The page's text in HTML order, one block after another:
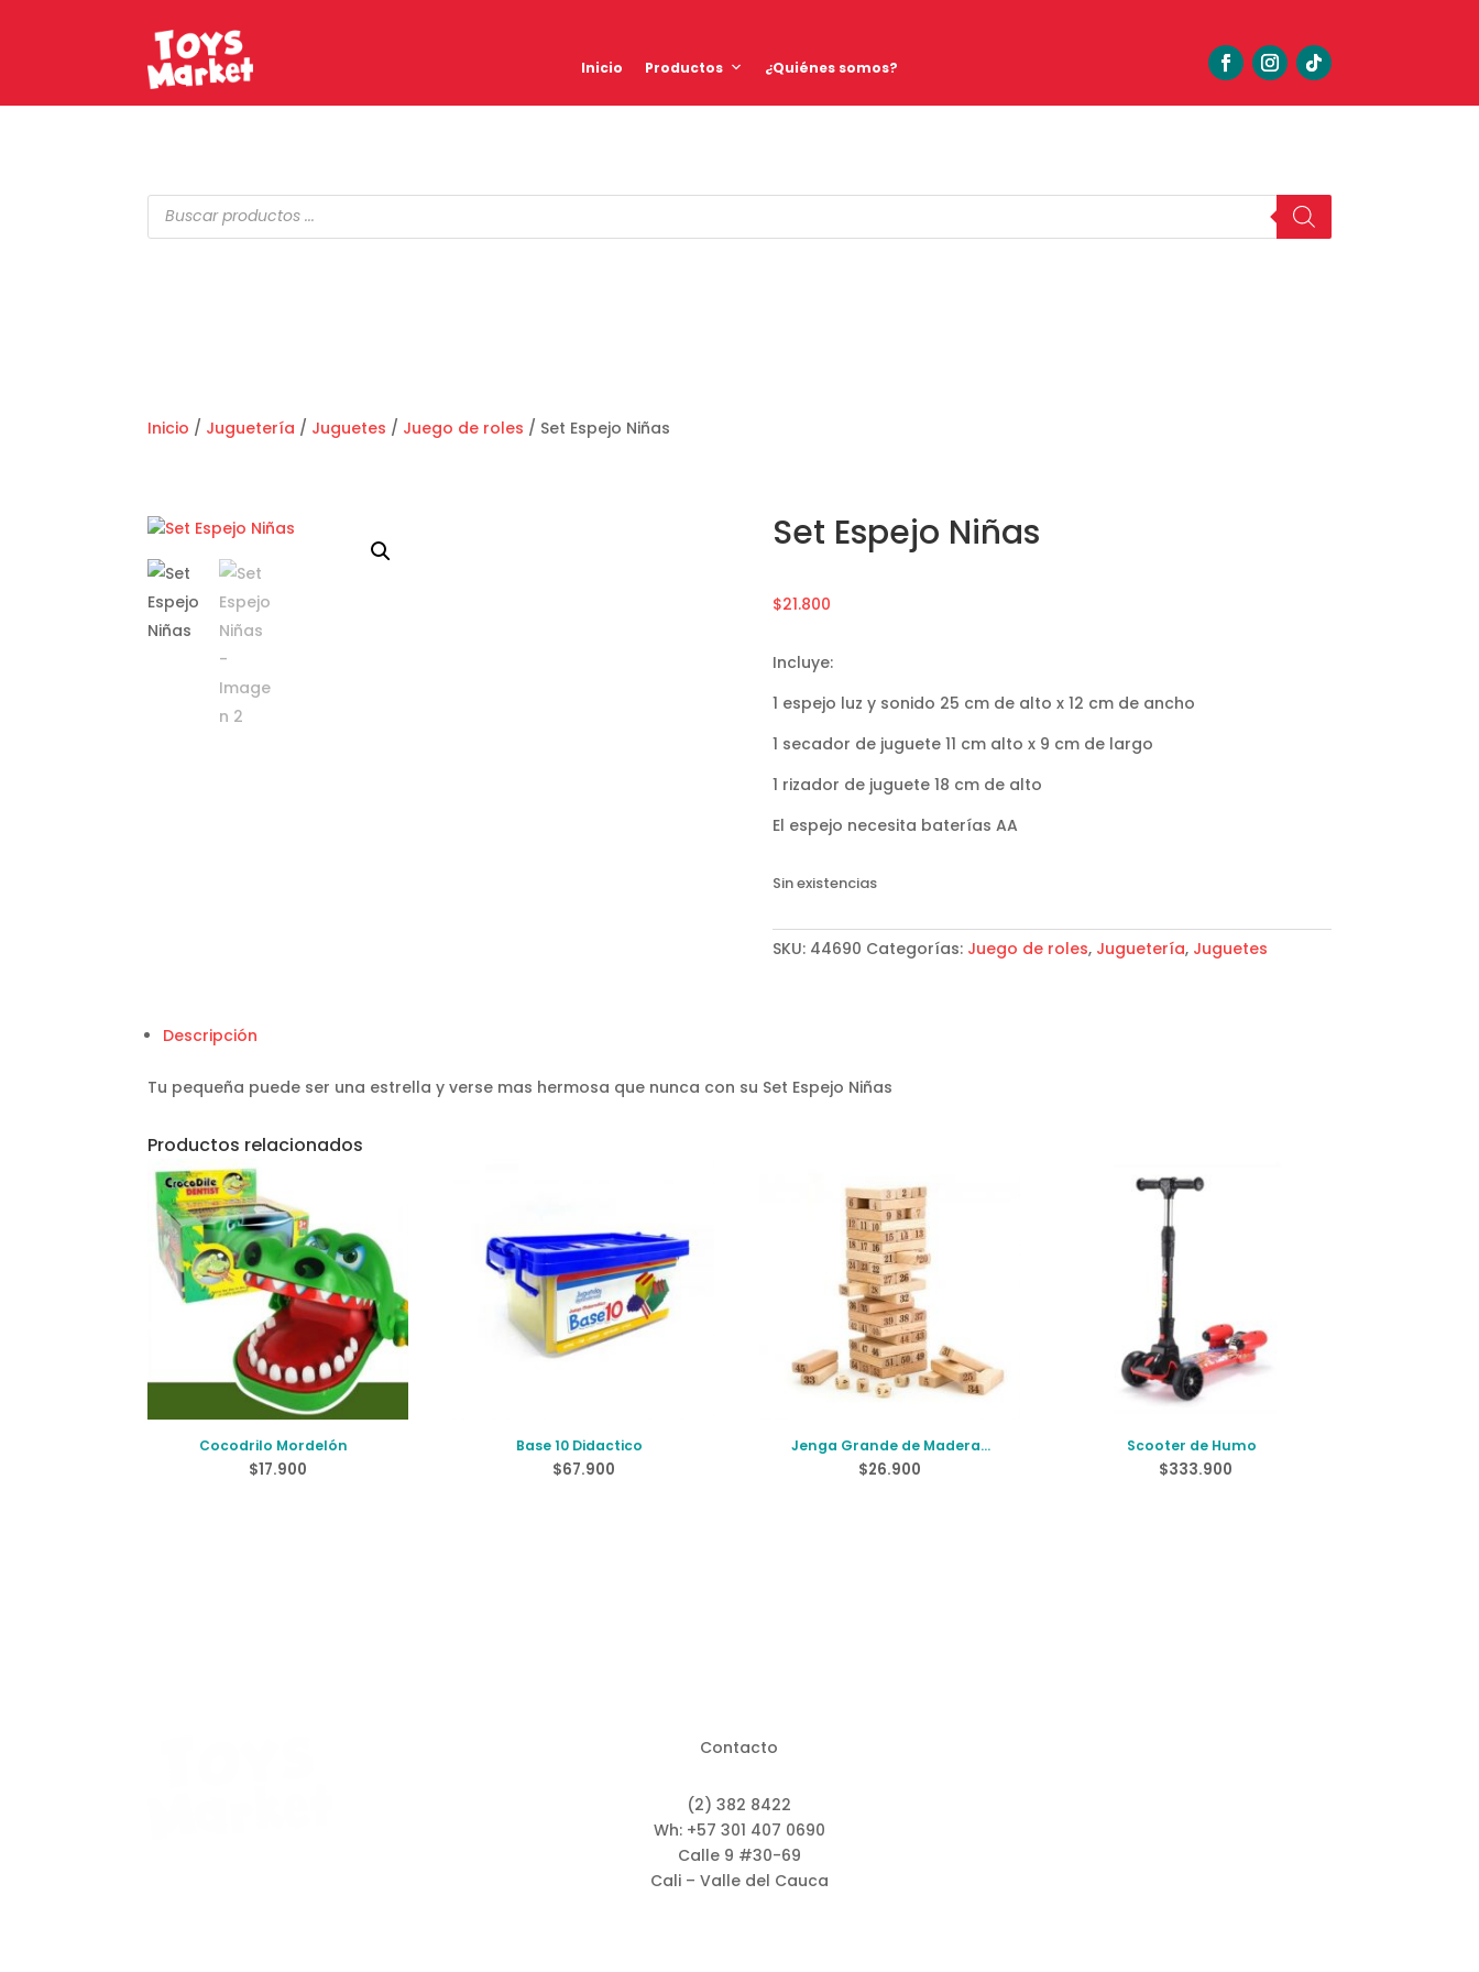
Inicio Productos ¿Quiénes somos?
Búsqueda
de
productos
Inicio / Juguetería / Juguetes / Juego de roles / Set Espejo Niñas
Set Espejo Niñas
$21.800
Incluye:
1 espejo luz y sonido 25 cm de alto x 12 cm de ancho
1 secador de juguete 11 cm alto x 9 cm de largo
1 rizador de juguete 18 cm de alto
El espejo necesita baterías AA
Sin existencias
SKU: 44690 Categorías: Juego de roles, Juguetería, Juguetes
Descripción
Tu pequeña puede ser una estrella y verse mas hermosa que nunca con su Set Espejo Niñas
Productos relacionados
Cocodrilo Mordelón
$17.900
Base 10 Didactico
$67.900
Jenga Grande de Madera
Números
$26.900
Scooter de Humo
$333.900
Contacto
(2) 382 8422
Wh: +57 301 407 0690
Calle 9 #30-69
Cali – Valle del Cauca